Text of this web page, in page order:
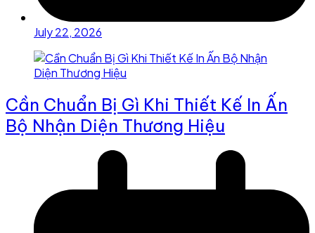
July 22, 2026
Cần Chuẩn Bị Gì Khi Thiết Kế In Ấn
Bộ Nhận Diện Thương Hiệu